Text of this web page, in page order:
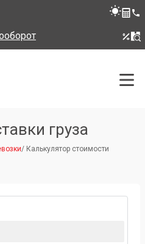
груза
/ Калькулятор стоимости